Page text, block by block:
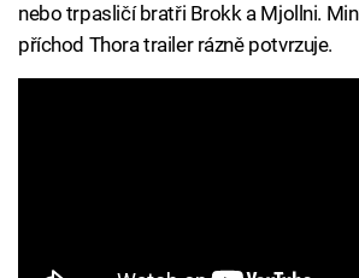
nebo trpasličí bratři Brokk a Mjollni.
příchod Thora trailer rázně potvrzuje.